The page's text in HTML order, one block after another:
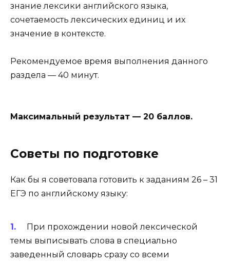
знание лексики английского языка,
сочетаемость лексических единиц и их
значение в контексте.
Рекомендуемое время выполнения данного
раздела — 40 минут.
Максимальный результат — 20 баллов.
Советы по подготовке
Как бы я советовала готовить к заданиям 26 – 31
ЕГЭ по английскому языку:
При прохождении новой лексической
темы выписывать слова в специально
заведенный словарь сразу со всеми